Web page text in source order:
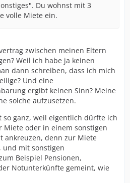
Du wohnst mit 3
volle Miete ein.
zwischen meinen Eltern
Weil ich habe ja keinen
dann schreiben, dass ich mich
Und eine
ergibt keinen Sinn? Meine
solche aufzusetzen.
so ganz, weil eigentlich dürfte ich
Miete oder in einem sonstigen
ankreuzen, denn zur Miete
und mit sonstigen
Beispiel Pensionen,
Notunterkünfte gemeint, wie